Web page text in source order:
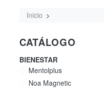
Inicio
CATÁLOGO
BIENESTAR
Mentolplus
Noa Magnetic